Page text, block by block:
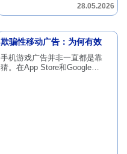
28.05.2026
欺骗性移动广告：为何有效
手机游戏广告并非一直都是靠
猜。在App Store和Google…